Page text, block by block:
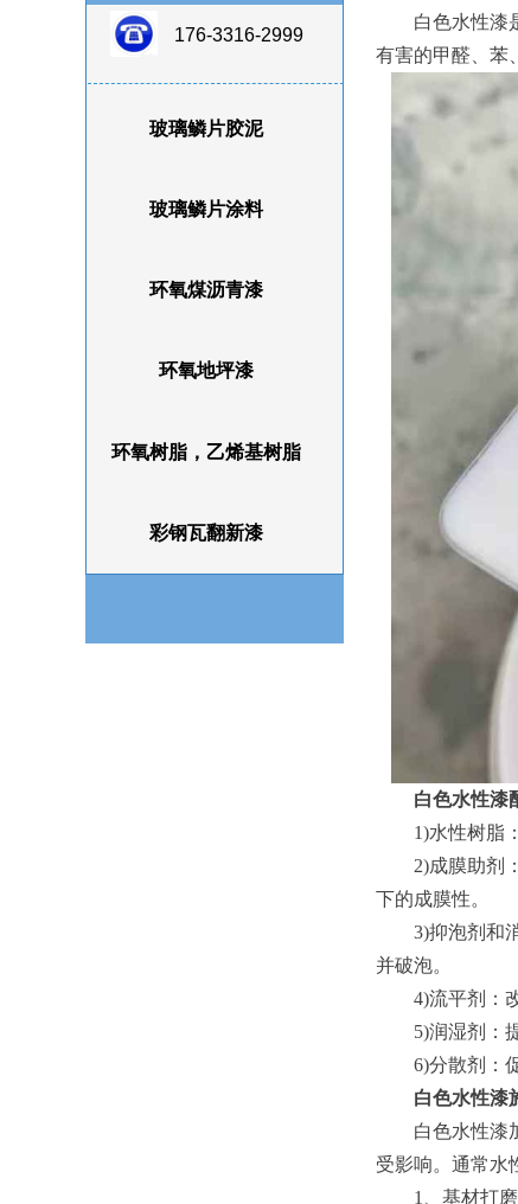
176-3316-2999
玻璃鳞片胶泥
玻璃鳞片涂料
环氧煤沥青漆
环氧地坪漆
环氧树脂，乙烯基树脂
彩钢瓦翻新漆
白色水性漆是
有害的甲醛、苯
白色水性漆
1)水性树脂：
2)成膜助剂：
下的成膜性。
3)抑泡剂和消
并破泡。
4)流平剂：改
5)润湿剂：提
6)分散剂：促
白色水性漆
白色水性漆加
受影响。通常水
1、基材打磨